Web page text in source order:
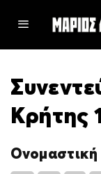
Κρήτης